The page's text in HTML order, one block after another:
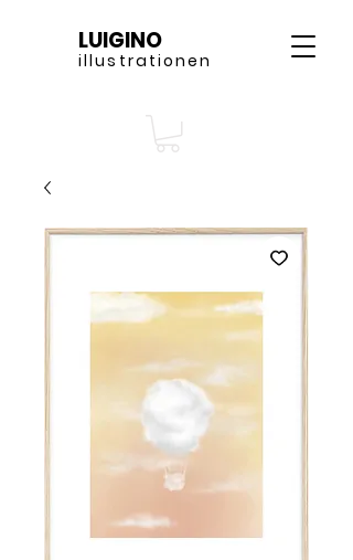
LUIGINO
illustrationen